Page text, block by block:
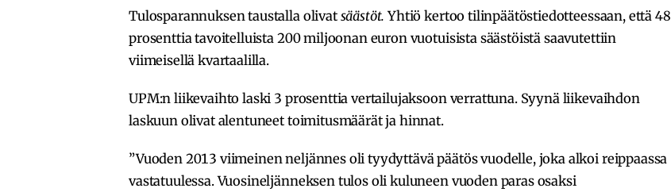
Tulosparannuksen taustalla olivat säästöt. Yhtiö kertoo tilinpäätöstiedotteessaan, että 48
prosenttia tavoitelluista 200 miljoonan euron vuotuisista säästöistä saavutettiin
viimeisellä kvartaalilla.
UPM:n liikevaihto laski 3 prosenttia vertailujaksoon verrattuna. Syynä liikevaihdon
laskuun olivat alentuneet toimitusmäärät ja hinnat.
”Vuoden 2013 viimeinen neljännes oli tyydyttävä päätös vuodelle, joka alkoi reippaassa
vastatuulessa. Vuosineljänneksen tulos oli kuluneen vuoden paras osaksi